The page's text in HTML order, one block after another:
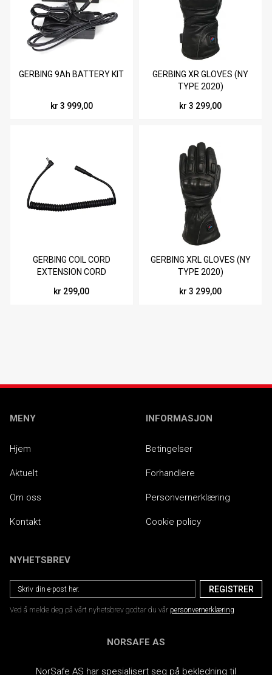
GERBING 9Ah BATTERY KIT
kr 3 999,00
GERBING XR GLOVES (NY
TYPE 2020)
kr 3 299,00
GERBING COIL CORD
EXTENSION CORD
kr 299,00
GERBING XRL GLOVES (NY
TYPE 2020)
kr 3 299,00
MENY
Hjem
Aktuelt
Om oss
Kontakt
INFORMASJON
Betingelser
Forhandlere
Personvernerklæring
Cookie policy
NYHETSBREV
Ved å melde deg på vårt nyhetsbrev godtar du vår personvernerklæring
NORSAFE AS
NorSafe AS har spesialisert seg på bekledning til